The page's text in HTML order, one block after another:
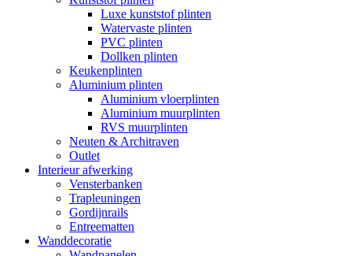
Luxe kunststof plinten
Watervaste plinten
PVC plinten
Dollken plinten
Keukenplinten
Aluminium plinten
Aluminium vloerplinten
Aluminium muurplinten
RVS muurplinten
Neuten & Architraven
Outlet
Interieur afwerking
Vensterbanken
Trapleuningen
Gordijnrails
Entreematten
Wanddecoratie